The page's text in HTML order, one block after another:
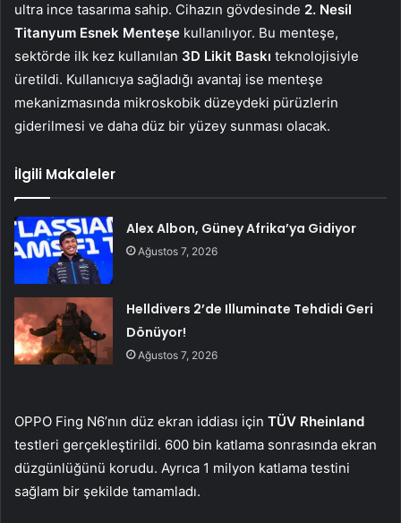
ultra ince tasarıma sahip. Cihazın gövdesinde 2. Nesil
Titanyum Esnek Menteşe kullanılıyor. Bu menteşe,
sektörde ilk kez kullanılan 3D Likit Baskı teknolojisiyle
üretildi. Kullanıcıya sağladığı avantaj ise menteşe
mekanizmasında mikroskobik düzeydeki pürüzlerin
giderilmesi ve daha düz bir yüzey sunması olacak.
İlgili Makaleler
Alex Albon, Güney Afrika’ya Gidiyor
Ağustos 7, 2026
Helldivers 2’de Illuminate Tehdidi Geri
Dönüyor!
Ağustos 7, 2026
OPPO Fing N6’nın düz ekran iddiası için TÜV Rheinland
testleri gerçekleştirildi. 600 bin katlama sonrasında ekran
düzgünlüğünü korudu. Ayrıca 1 milyon katlama testini
sağlam bir şekilde tamamladı.